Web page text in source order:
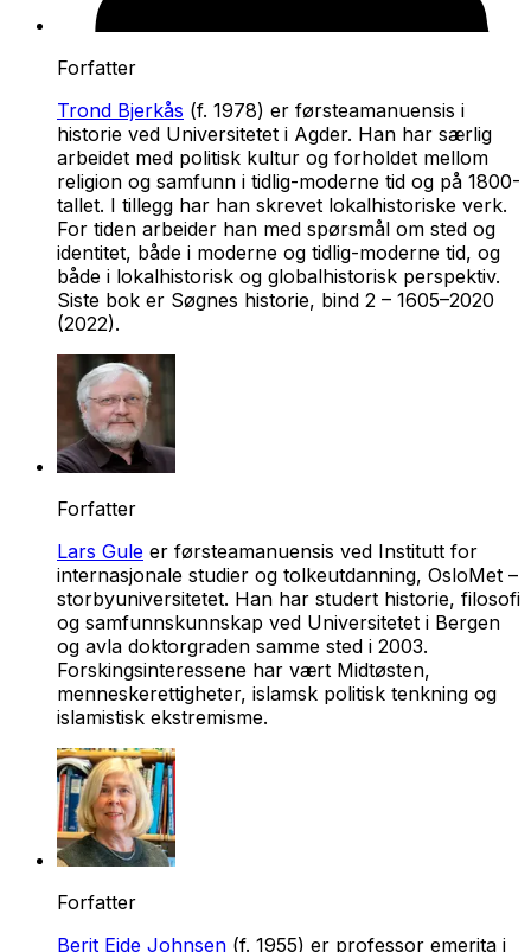
Forfatter
Trond Bjerkås (f. 1978) er førsteamanuensis i
historie ved Universitetet i Agder. Han har særlig
arbeidet med politisk kultur og forholdet mellom
religion og samfunn i tidlig-moderne tid og på 1800-
tallet. I tillegg har han skrevet lokalhistoriske verk.
For tiden arbeider han med spørsmål om sted og
identitet, både i moderne og tidlig-moderne tid, og
både i lokalhistorisk og globalhistorisk perspektiv.
Siste bok er Søgnes historie, bind 2 – 1605–2020
(2022).
Forfatter
Lars Gule er førsteamanuensis ved Institutt for
internasjonale studier og tolkeutdanning, OsloMet –
storbyuniversitetet. Han har studert historie, filosofi
og samfunnskunnskap ved Universitetet i Bergen
og avla doktorgraden samme sted i 2003.
Forskingsinteressene har vært Midtøsten,
menneskerettigheter, islamsk politisk tenkning og
islamistisk ekstremisme.
Forfatter
Berit Eide Johnsen (f. 1955) er professor emerita i